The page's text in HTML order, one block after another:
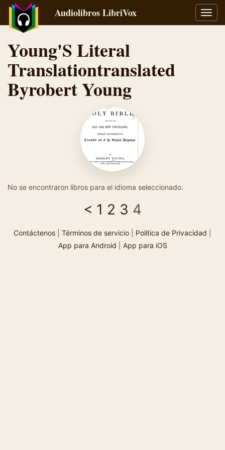
Audiolibros LibriVox
Young'S Literal
Translationtranslated
Byrobert Young
No se encontraron libros para el idioma seleccionado.
< 1 2 3 4
Contáctenos Términos de servicio Política de Privacidad
App para Android
App para iOS